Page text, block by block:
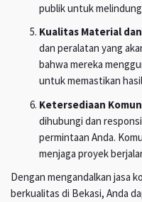
publik untuk
Kualitas Material
dan peralatan yang
bahwa mereka
untuk memastikan
Ketersediaan
dihubungi dan
permintaan Anda.
menjaga proyek
Dengan mengandalkan jasa
berkualitas di Bekasi, Anda